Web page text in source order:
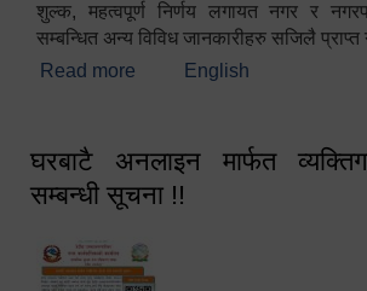
शुल्क, महत्वपूर्ण निर्णय लगायत नगर र
सम्बन्धित अन्य विविध जानकारीहरु सजिलै
Read more about स्वागतम!!!
English
घरबाटै अनलाइन मार्फत
सम्बन्धी सूचना !!